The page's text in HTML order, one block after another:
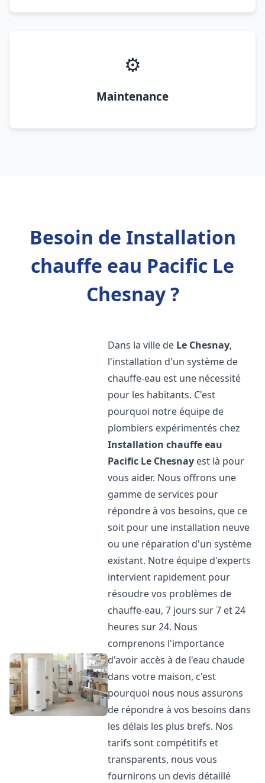
⚙️
Maintenance
Besoin de Installation
chauffe eau Pacific Le
Chesnay ?
Dans la ville de Le Chesnay,
l'installation d'un système de
chauffe-eau est une nécessité
pour les habitants. C'est
pourquoi notre équipe de
plombiers expérimentés chez
Installation chauffe eau
Pacific Le Chesnay est là pour
vous aider. Nous offrons une
gamme de services pour
répondre à vos besoins, que ce
soit pour une installation neuve
ou une réparation d'un système
existant. Notre équipe d'experts
intervient rapidement pour
résoudre vos problèmes de
chauffe-eau, 7 jours sur 7 et 24
heures sur 24. Nous
comprenons l'importance
d'avoir accès à de l'eau chaude
dans votre maison, c'est
pourquoi nous nous assurons
de répondre à vos besoins dans
les délais les plus brefs. Nos
tarifs sont compétitifs et
transparents, nous vous
fournirons un devis détaillé